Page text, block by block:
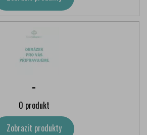
-
0 produkt
Zobrazit produkty